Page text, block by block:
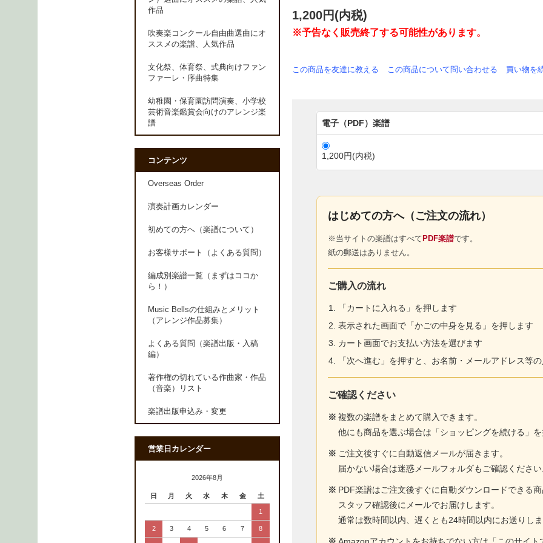
1,200円(内税)
※予告なく販売終了する可能性があります。
この商品を友達に教える この商品について問い合わせる 買い物を
電子（PDF）楽譜
1,200円(内税)
はじめての方へ（ご注文の流れ）
※当サイトの楽譜はすべて PDF楽譜です。
紙の郵送はありません。
ご購入の流れ
「カートに入れる」を押します
表示された画面で「かごの中身を見る」を押します
カート画面でお支払い方法を選びます
「次へ進む」を押すと、お名前・メールアドレス等
ご確認ください
※ 複数の楽譜をまとめて購入できます。
他にも商品を選ぶ場合は「ショッピングを続ける」
※ ご注文後すぐに自動返信メールが届きます。
届かない場合は迷惑メールフォルダもご確認くださ
※ PDF楽譜はご注文後すぐに自動ダウンロードできる
スタッフ確認後にメールでお届けします。
通常は数時間以内、遅くとも24時間以内にお送りし
作品
吹奏楽コンクール自由曲選曲にオ
ススメの楽譜、人気作品
文化祭、体育祭、式典向けファン
ファーレ・序曲特集
幼稚園・保育園訪問演奏、小学校
芸術音楽鑑賞会向けのアレンジ楽
譜
コンテンツ
Overseas Order
演奏計画カレンダー
初めての方へ（楽譜について）
お客様サポート（よくある質問）
編成別楽譜一覧（まずはココか
ら！）
Music Bellsの仕組みとメリット
（アレンジ作品募集）
よくある質問（楽譜出版・入稿
編）
著作権の切れている作曲家・作品
（音楽）リスト
楽譜出版申込み・変更
営業日カレンダー
2026年8月
日 月 火 水 木 金 土
1
2 3 4 5 6 7 8